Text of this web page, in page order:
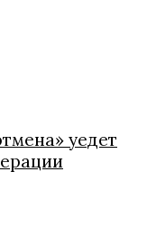
уедет